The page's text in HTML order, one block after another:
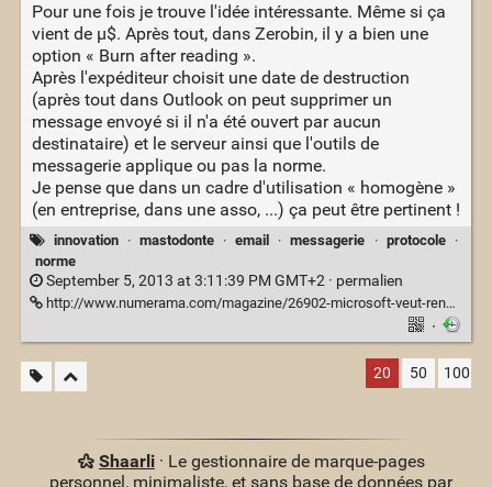
Pour une fois je trouve l'idée intéressante. Même si ça
vient de µ$. Après tout, dans Zerobin, il y a bien une
option « Burn after reading ».
Après l'expéditeur choisit une date de destruction
(après tout dans Outlook on peut supprimer un
message envoyé si il n'a été ouvert par aucun
destinataire) et le serveur ainsi que l'outils de
messagerie applique ou pas la norme.
Je pense que dans un cadre d'utilisation « homogène »
(en entreprise, dans une asso, ...) ça peut être pertinent !
innovation · mastodonte · email · messagerie · protocole
·
norme
September 5, 2013 at 3:11:39 PM GMT+2 · permalien
http://www.numerama.com/magazine/26902-microsoft-veut-rendre-les-e-mails-autodestructibles.html
·
20 50 100
Shaarli· Le gestionnaire de marque-pages
personnel, minimaliste, et sans base de données par